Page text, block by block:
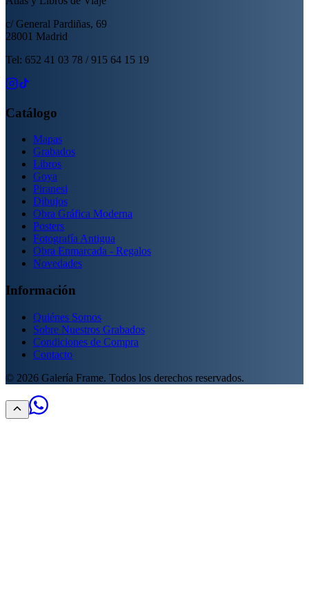
c/ General Pardiñas, 69
28001 Madrid
Tel: 652 41 03 78 / 915 64 15 19
Catálogo
Mapas
Grabados
Libros
Goya
Piranesi
Dibujos
Obra Gráfica Moderna
Posters
Fotografía Antigua
Obra Enmarcada - Regalos
Novedades
Información
Quiénes Somos
Sobre Nuestros Grabados
Condiciones de Compra
Contacto
© 2026 Galería Frame. Todos los derechos reservados.